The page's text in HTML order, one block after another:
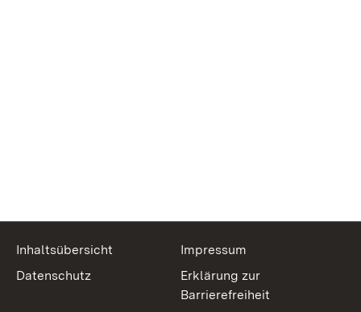
Inhaltsübersicht
Impressum
Datenschutz
Erklärung zur
Barrierefreiheit